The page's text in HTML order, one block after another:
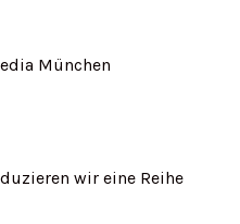
München
wir eine Reihe